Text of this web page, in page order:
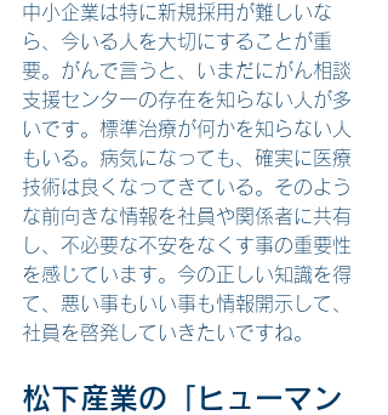
中小企業は特に新規採用が難しいな
ら、今いる人を大切にすることが重
要。がんで言うと、いまだにがん相談
支援センターの存在を知らない人が多
いです。標準治療が何かを知らない人
もいる。病気になっても、確実に医療
技術は良くなってきている。そのよう
な前向きな情報を社員や関係者に共有
し、不必要な不安をなくす事の重要性
を感じています。今の正しい知識を得
て、悪い事もいい事も情報開示して、
社員を啓発していきたいですね。
松下産業の「ヒューマン